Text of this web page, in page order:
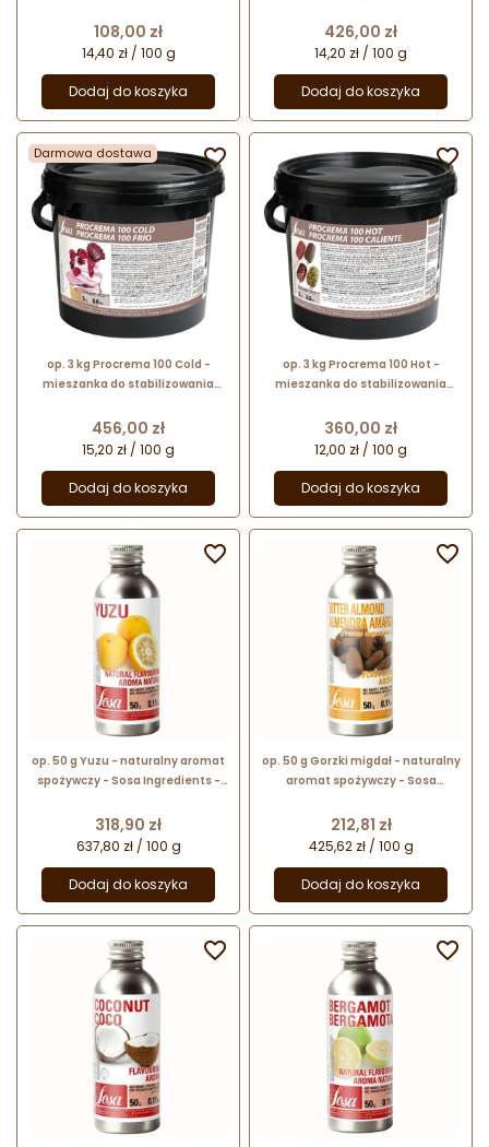
produktów poddawanych
procesowi smażenia
Cena
108,00 zł
14,40 zł / 100 g
Dodaj do koszyka
zimno
Cena
426,00 zł
14,20 zł / 100 g
Dodaj do koszyka
Darmowa dostawa
op. 3 kg Procrema 100 Cold -
mieszanka do stabilizowania
na zimno
Cena
456,00 zł
15,20 zł / 100 g
Dodaj do koszyka

op. 3 kg Procrema 100 Hot -
mieszanka do stabilizowania
na gorąco
Cena
360,00 zł
12,00 zł / 100 g
Dodaj do koszyka

op. 50 g Yuzu - naturalny aromat
spożywczy - Sosa Ingredients -
bazie gliceryny
Cena
318,90 zł
637,80 zł / 100 g
Dodaj do koszyka

op. 50 g Gorzki migdał - naturalny
aromat spożywczy - Sosa
koncentratu na bazie gliceryny
Cena
212,81 zł
425,62 zł / 100 g
Dodaj do koszyka

 